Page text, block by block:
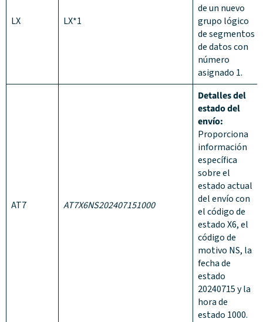
LX LX*1
de un nuevo
grupo lógico
de segmentos
de datos con
número
asignado 1.
AT7 AT7X6NS202407151000
Detalles del
estado del
envío:
Proporciona
información
específica
sobre el
estado actual
del envío con
el código de
estado X6, el
código de
motivo NS, la
fecha de
estado
20240715 y la
hora de
estado 1000.